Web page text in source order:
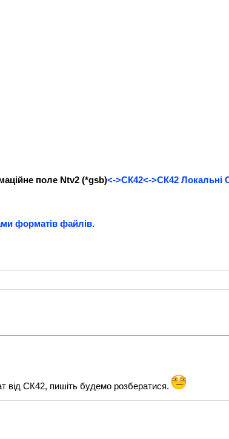
поле Ntv2 (*gsb)<->СК42<->СК42 Локальні
форматів файлів.
від СК42, пишіть будемо розбератися.